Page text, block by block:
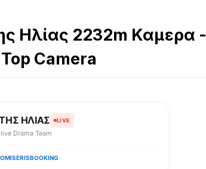
Ηλίας 2232m Καμερα -
Camera
ΗΛΙΑΣ LIVE
Drama Team
BOOKING